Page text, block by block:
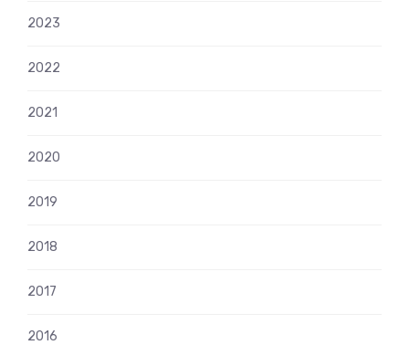
2023
2022
2021
2020
2019
2018
2017
2016